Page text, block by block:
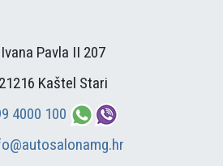
Ivana Pavla II 207
21216 Kaštel Stari
4000 100